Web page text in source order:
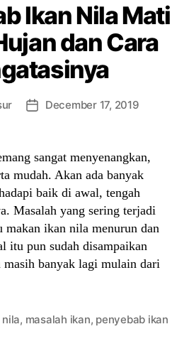
Ikan Nila Mati
dan Cara
PostDecember 17, 2019
sangat menyenangkan,
mudah. Akan ada banyak
baik di awal, tengah
Masalah yang sering terjadi
makan ikan nila menurun dan
itu pun sudah disampaikan
masih banyak lagi mulain dari
, masalah ikan, penyebab ikan